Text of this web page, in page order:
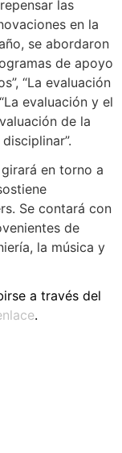
las
en la
se abordaron
de apoyo
“La evaluación
evaluación y el
de la
en torno a
Se contará con
de
la música y
a través del
.